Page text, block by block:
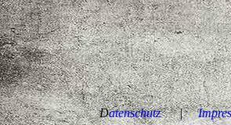
Datenschutz|